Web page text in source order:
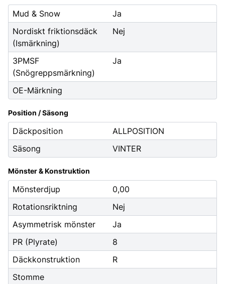
Mud & Snow
Ja
Nordiskt friktionsdäck
(Ismärkning)
Nej
3PMSF
(Snögreppsmärkning)
Ja
OE-Märkning
Position / Säsong
Däckposition
ALLPOSITION
Säsong
VINTER
Mönster & Konstruktion
Mönsterdjup
0,00
Rotationsriktning
Nej
Asymmetrisk mönster
Ja
PR (Plyrate)
8
Däckkonstruktion
R
Stomme